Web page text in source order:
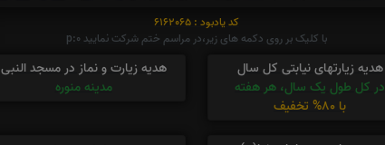
کد یادبود : 6162065
با کلیک بر روی دکمه های زیر،در مراسم ختم شرکت نمایید p:0
هدیه زیارتهای نیابتی کل سال
در کل طول یک سال، هر هفته
با 80% تخفیف
هدیه زیارت و نماز در مسجد النبی
مدینه منوره